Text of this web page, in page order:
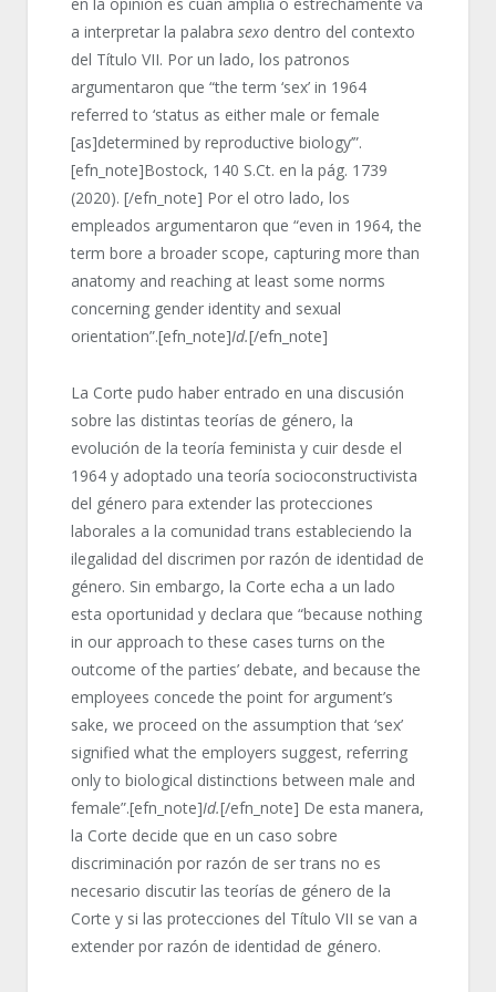
a interpretar la palabra sexodentro del contexto
del Título VII. Por un lado, los patronos
argumentaron que “the term ‘sex’ in 1964
referred to ‘status as either male or female
[as]determined by reproductive biology’”.
[efn_note]Bostock, 140 S.Ct. en la pág. 1739
(2020). [/efn_note] Por el otro lado, los
empleados argumentaron que “even in 1964, the
term bore a broader scope, capturing more than
anatomy and reaching at least some norms
concerning gender identity and sexual
orientation”.[efn_note]Id.[/efn_note]
La Corte pudo haber entrado en una discusión
sobre las distintas teorías de género, la
evolución de la teoría feminista y cuir desde el
1964 y adoptado una teoría socioconstructivista
del género para extender las protecciones
laborales a la comunidad trans estableciendo la
ilegalidad del discrimen por razón de identidad de
género. Sin embargo, la Corte echa a un lado
esta oportunidad y declara que “because nothing
in our approach to these cases turns on the
outcome of the parties’ debate, and because the
employees concede the point for argument’s
sake, we proceed on the assumption that ‘sex’
signified what the employers suggest, referring
only to biological distinctions between male and
female”.[efn_note]Id.[/efn_note] De esta manera,
la Corte decide que en un caso sobre
discriminación por razón de ser trans no es
necesario discutir las teorías de género de la
Corte y si las protecciones del Título VII se van a
extender por razón de identidad de género.